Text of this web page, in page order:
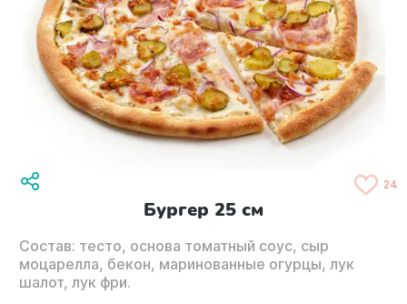
24
Бургер 25 см
Состав: тесто, основа томатный соус, сыр
моцарелла, бекон, маринованные огурцы, лук
шалот, лук фри.